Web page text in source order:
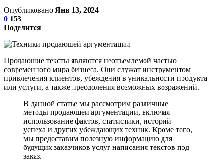
Опубликовано Янв 13, 2024
0 153
Поделится
Продающие тексты являются неотъемлемой частью
современного мирa бизнеса. Они служат инструментом
привлечения клиентов, убеждения в уникальности продукта
или услуги, а также преодоления возможных возражений.
В данной статье мы рассмотрим различные
методы продающей аргументации, включая
использование фактов, статистики, историй
успеха и других убеждающих техник. Кроме того,
мы предоставим полезную информацию для
будущих заказчиков услуг написания текстов под
заказ.